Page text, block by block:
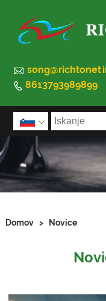

 8613793989899

Domov > Novice